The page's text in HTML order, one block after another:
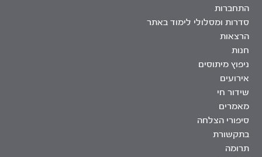
התחברות
סדרות ומסלולי לימוד באתר
הרצאות
חנות
ניפוץ מיתוסים
אירועים
שידור חי
מאמרים
סיפורי הצלחה
בתקשורת
תרומה